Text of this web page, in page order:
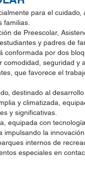
para el
familias.
de Preescolar,
y padres de
conformada por dos
comodidad, seguridad y
que favorece el
destinado al
y climatizada,
y significativas.
equipada con
impulsando la
internos de
especiales en